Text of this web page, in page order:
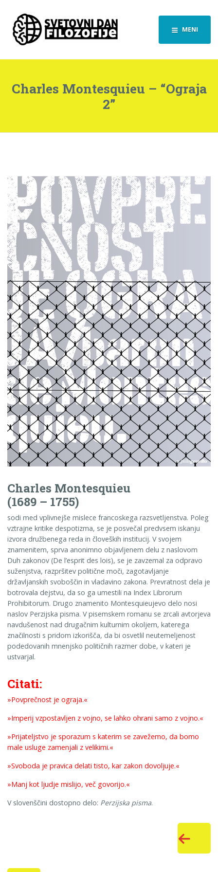
MENI
Charles Montesquieu – “Ograja
2”
Charles Montesquieu
(1689 – 1755)
sodi med vplivnejše mislece francoskega razsvetljenstva. Poleg
vztrajne kritike despotizma, se je posvečal predvsem iskanju
izvora družbenega reda in človeških institucij. V svojem
znamenitem, sprva anonimno objavljenem delu z naslovom
Duh zakonov (De l’esprit des lois), se je zavzemal za odpravo
suženjstva, razpršitev politične moči, zagotavljanje
državljanskih svoboščin in vladavino zakona. Prevratnost dela je
botrovala dejstvu, da so ga umestili na Index Librorum
Prohibitorum. Drugo znamenito Montesquieujevo delo nosi
naslov Perzijska pisma. V pisemskem romanu se zrcali avtorjeva
navdušenost nad drugačnim kulturnim okoljem, katerega
značilnosti s pridom izkorišča, da bi osvetlil neutemeljenost
podedovanih mnenjsko političnih razmer dobe, v kateri je
ustvarjal.
Citati:
»Povprečnost je ograja.«
»Imperij vzpostavljen z vojno, se lahko ohrani samo z vojno.«
»Prijateljstvo je sporazum s katerim se zavežemo, da bomo
male usluge zamenjali z velikimi.«
»Svoboda je pravica delati tisto, kar zakon dovoljuje.«
»Manj kot ljudje mislijo, več govorijo.«
V slovenščini dostopno delo: Perzijska pisma.